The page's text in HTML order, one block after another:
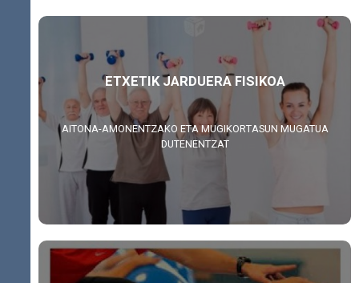
ETXETIK JARDUERA FISIKOA
AITONA-AMONENTZAKO ETA MUGIKORTASUN MUGATUA
DUTENENTZAT